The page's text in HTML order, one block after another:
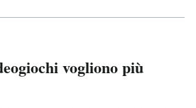
vogliono più